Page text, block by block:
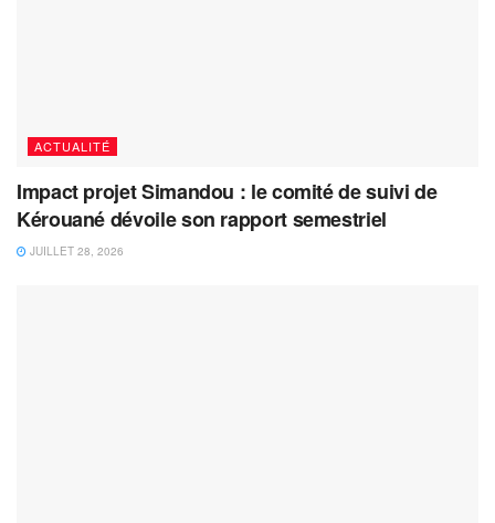
ACTUALITÉ
Impact projet Simandou : le comité de suivi de
Kérouané dévoile son rapport semestriel
JUILLET 28, 2026